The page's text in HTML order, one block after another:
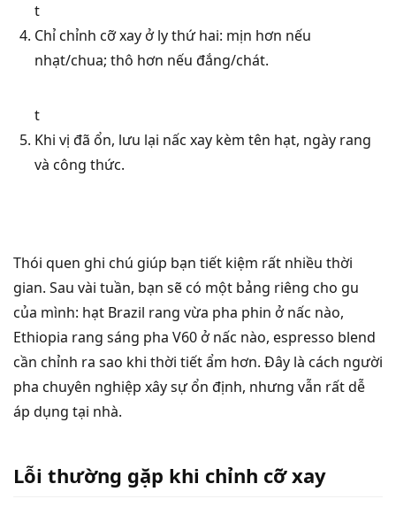
t
Chỉ chỉnh cỡ xay ở ly thứ hai: mịn hơn nếu
nhạt/chua; thô hơn nếu đắng/chát.
t
Khi vị đã ổn, lưu lại nấc xay kèm tên hạt, ngày rang
và công thức.
Thói quen ghi chú giúp bạn tiết kiệm rất nhiều thời
gian. Sau vài tuần, bạn sẽ có một bảng riêng cho gu
của mình: hạt Brazil rang vừa pha phin ở nấc nào,
Ethiopia rang sáng pha V60 ở nấc nào, espresso blend
cần chỉnh ra sao khi thời tiết ẩm hơn. Đây là cách người
pha chuyên nghiệp xây sự ổn định, nhưng vẫn rất dễ
áp dụng tại nhà.
Lỗi thường gặp khi chỉnh cỡ xay